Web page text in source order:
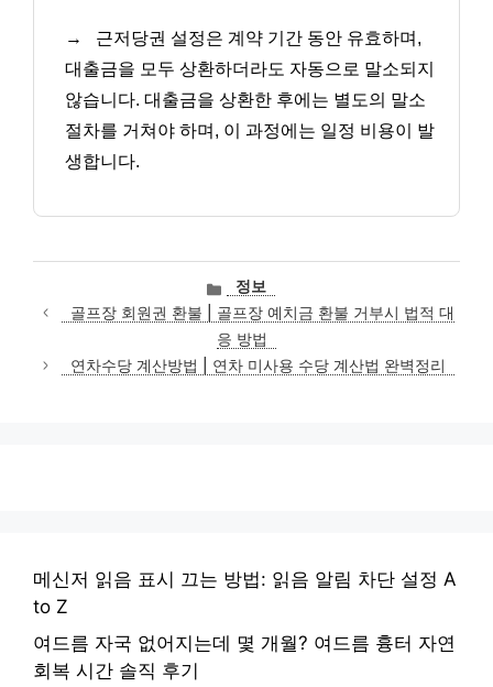
→
근저당권 설정은 계약 기간 동안 유효하며,
대출금을 모두 상환하더라도 자동으로 말소되지
않습니다. 대출금을 상환한 후에는 별도의 말소
절차를 거쳐야 하며, 이 과정에는 일정 비용이 발
생합니다.
카
테
고
리
정보
골프장 회원권 환불 | 골프장 예치금 환불 거부시 법적 대
응 방법
연차수당 계산방법 | 연차 미사용 수당 계산법 완벽정리
메신저 읽음 표시 끄는 방법: 읽음 알림 차단 설정 A
to Z
여드름 자국 없어지는데 몇 개월? 여드름 흉터 자연
회복 시간 솔직 후기